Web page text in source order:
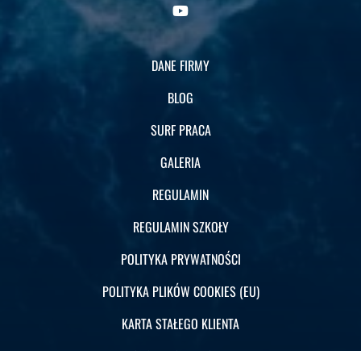
DANE FIRMY
BLOG
SURF PRACA
GALERIA
REGULAMIN
REGULAMIN SZKOŁY
POLITYKA PRYWATNOŚCI
POLITYKA PLIKÓW COOKIES (EU)
KARTA STAŁEGO KLIENTA